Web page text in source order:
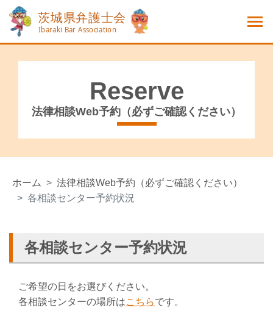
Reserve
法律相談Web予約（必ずご確認ください）
ホーム
法律相談Web予約（必ずご確認ください）
各相談センター予約状況
各相談センター予約状況
ご希望の日をお選びください。
各相談センターの場所はこちらです。